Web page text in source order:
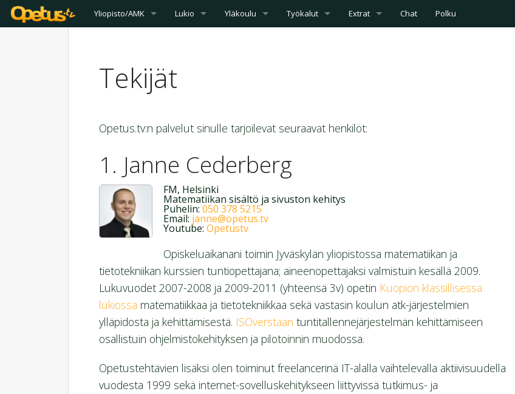
Yliopisto/AMK Lukio Yläkoulu Työkalut Extrat Chat Polku
Tekijät
Opetus.tv:n palvelut sinulle tarjoilevat seuraavat henkilöt:
Janne Cederberg
FM, Helsinki
Matematiikan sisältö ja sivuston kehitys
Puhelin: 050 378 5215
Email: janne@opetus.tv
Youtube: Opetustv
Opiskeluaikanani toimin Jyväskylän yliopistossa matematiikan ja
tietotekniikan kurssien tuntiopettajana; aineenopettajaksi valmistuin kesällä 2009.
Lukuvuodet 2007-2008 ja 2009-2011 (yhteensä 3v) opetin Kuopion klassillisessa
lukiossa matematiikkaa ja tietotekniikkaa sekä vastasin koulun atk-järjestelmien
ylläpidosta ja kehittämisestä. ISOverstaan tuntitallennejärjestelmän kehittämiseen
osallistuin ohjelmistokehityksen ja pilotoinnin muodossa.
Opetustehtävien lisäksi olen toiminut freelancerinä IT-alalla vaihtelevalla aktiivisuudella
vuodesta 1999 sekä internet-sovelluskehitykseen liittyvissä tutkimus- ja